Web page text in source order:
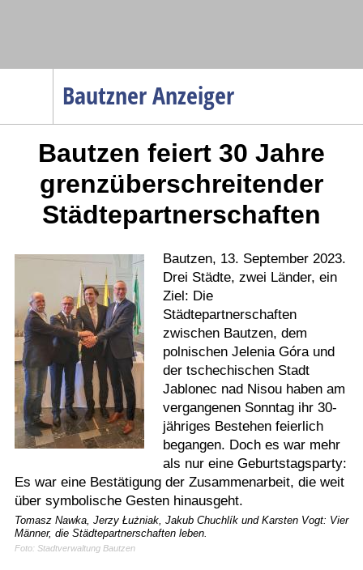
Bautzner Anzeiger
Menüpunkte
Politik
Gesellschaft
Wirtschaft
Gesundheit
Kultur
Sport
Termine
Kostenlos
Bautzen feiert 30 Jahre
grenzüberschreitender
Städtepartnerschaften
Bautzen, 13. September 2023.
Drei Städte, zwei Länder, ein
Ziel: Die
Städtepartnerschaften
zwischen Bautzen, dem
polnischen Jelenia Góra und
der tschechischen Stadt
Jablonec nad Nisou haben am
vergangenen Sonntag ihr 30-
jähriges Bestehen feierlich
begangen. Doch es war mehr
als nur eine Geburtstagsparty:
Es war eine Bestätigung der Zusammenarbeit, die weit
über symbolische Gesten hinausgeht.
Tomasz Nawka, Jerzy Łużniak, Jakub Chuchlík und Karsten Vogt: Vier
Männer, die Städtepartnerschaften leben.
Foto: Stadtverwaltung Bautzen